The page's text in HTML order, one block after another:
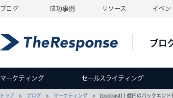
ブログ 成功事例 リソース イベン
ブロ
マーケティング セールスライティング
トップ > ブログ > マーケティング > [podcast]１億円のバックエンド